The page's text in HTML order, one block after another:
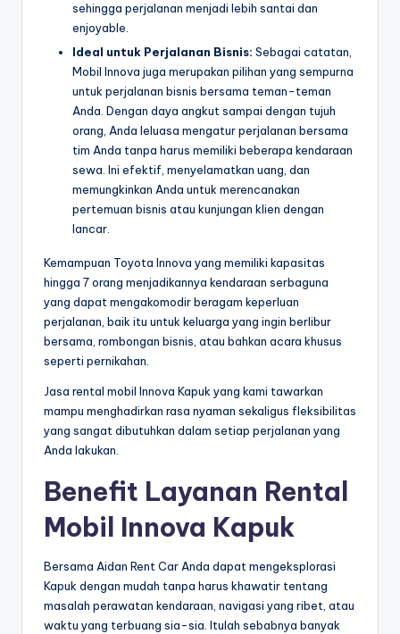
sehingga perjalanan menjadi lebih santai dan
enjoyable.
Ideal untuk Perjalanan Bisnis: Sebagai catatan,
Mobil Innova juga merupakan pilihan yang sempurna
untuk perjalanan bisnis bersama teman-teman
Anda. Dengan daya angkut sampai dengan tujuh
orang, Anda leluasa mengatur perjalanan bersama
tim Anda tanpa harus memiliki beberapa kendaraan
sewa. Ini efektif, menyelamatkan uang, dan
memungkinkan Anda untuk merencanakan
pertemuan bisnis atau kunjungan klien dengan
lancar.
Kemampuan Toyota Innova yang memiliki kapasitas
hingga 7 orang menjadikannya kendaraan serbaguna
yang dapat mengakomodir beragam keperluan
perjalanan, baik itu untuk keluarga yang ingin berlibur
bersama, rombongan bisnis, atau bahkan acara khusus
seperti pernikahan.
Jasa rental mobil Innova Kapuk yang kami tawarkan
mampu menghadirkan rasa nyaman sekaligus fleksibilitas
yang sangat dibutuhkan dalam setiap perjalanan yang
Anda lakukan.
Benefit Layanan Rental
Mobil Innova Kapuk
Bersama Aidan Rent Car Anda dapat mengeksplorasi
Kapuk dengan mudah tanpa harus khawatir tentang
masalah perawatan kendaraan, navigasi yang ribet, atau
waktu yang terbuang sia-sia. Itulah sebabnya banyak